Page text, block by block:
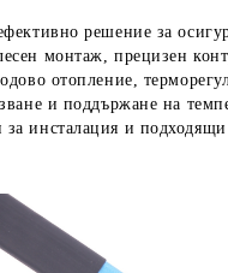
решение за
монтаж, прецизен
отопление,
и поддържане на
инсталация и